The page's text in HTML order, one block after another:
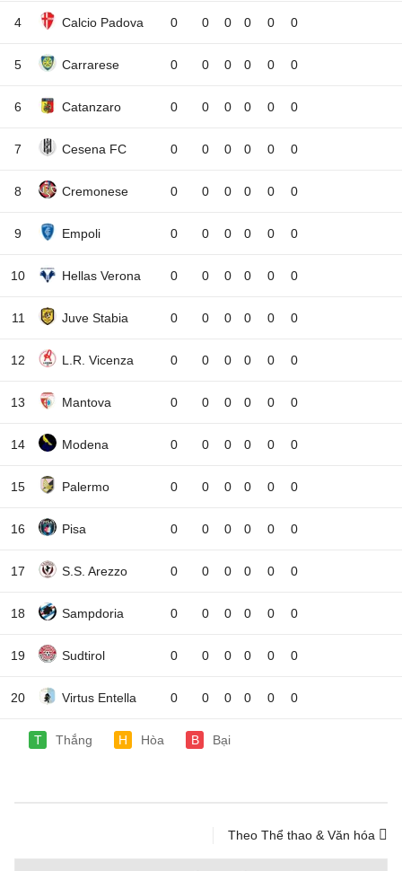
4 Calcio Padova 0 0 0 0 0 0
5 Carrarese 0 0 0 0 0 0
6 Catanzaro 0 0 0 0 0 0
7 Cesena FC 0 0 0 0 0 0
8 Cremonese 0 0 0 0 0 0
9 Empoli 0 0 0 0 0 0
10 Hellas Verona 0 0 0 0 0 0
11 Juve Stabia 0 0 0 0 0 0
12 L.R. Vicenza 0 0 0 0 0 0
13 Mantova 0 0 0 0 0 0
14 Modena 0 0 0 0 0 0
15 Palermo 0 0 0 0 0 0
16 Pisa 0 0 0 0 0 0
17 S.S. Arezzo 0 0 0 0 0 0
18 Sampdoria 0 0 0 0 0 0
19 Sudtirol 0 0 0 0 0 0
20 Virtus Entella 0 0 0 0 0 0
T Thắng H Hòa B Bại
Theo Thể thao & Văn hóa